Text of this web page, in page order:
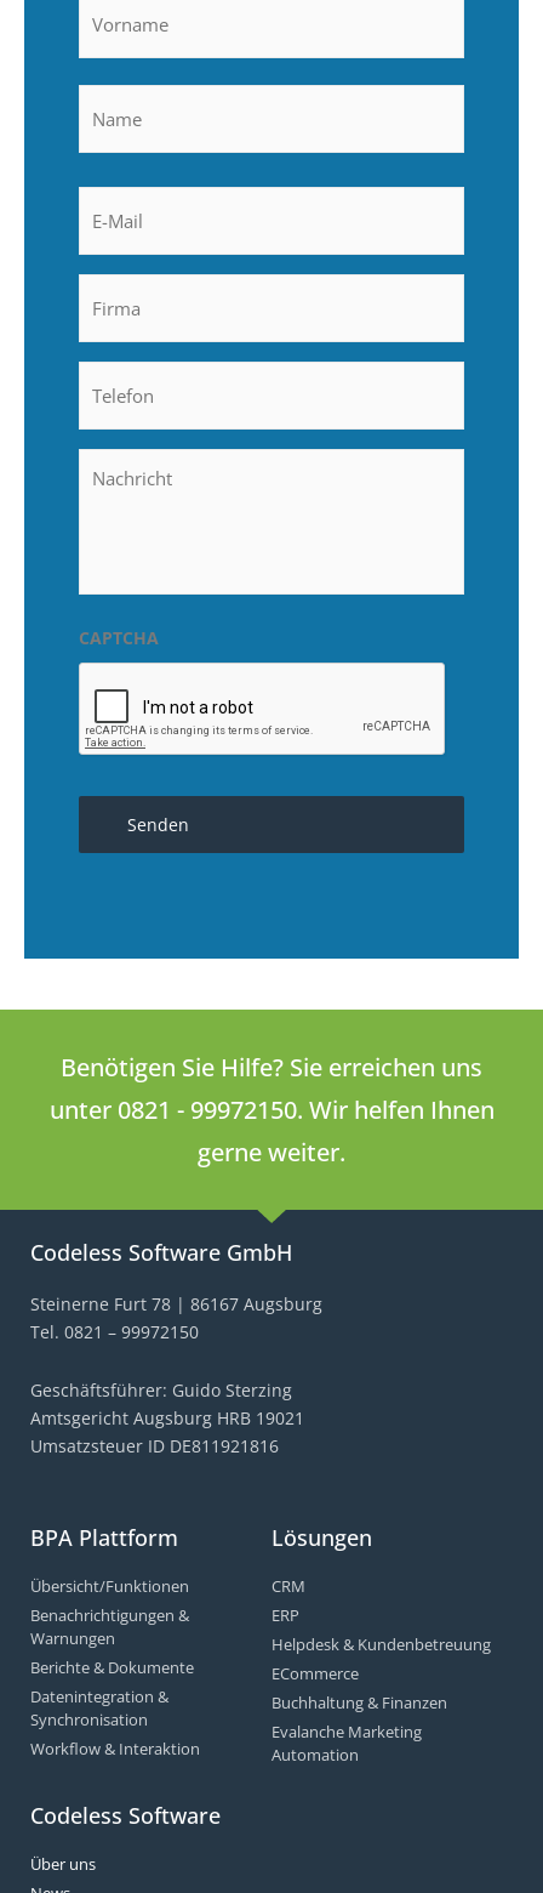
CAPTCHA
Benötigen Sie Hilfe? Sie erreichen uns
unter 0821 - 99972150. Wir helfen Ihnen
gerne weiter.
Codeless Software GmbH
Steinerne Furt 78 | 86167 Augsburg
Tel. 0821 – 99972150
Geschäftsführer: Guido Sterzing
Amtsgericht Augsburg HRB 19021
Umsatzsteuer ID DE811921816
BPA Plattform
Übersicht/Funktionen
Benachrichtigungen &
Warnungen
Berichte & Dokumente
Datenintegration &
Synchronisation
Workflow & Interaktion
Lösungen
CRM
ERP
Helpdesk & Kundenbetreuung
ECommerce
Buchhaltung & Finanzen
Evalanche Marketing
Automation
Codeless Software
Über uns